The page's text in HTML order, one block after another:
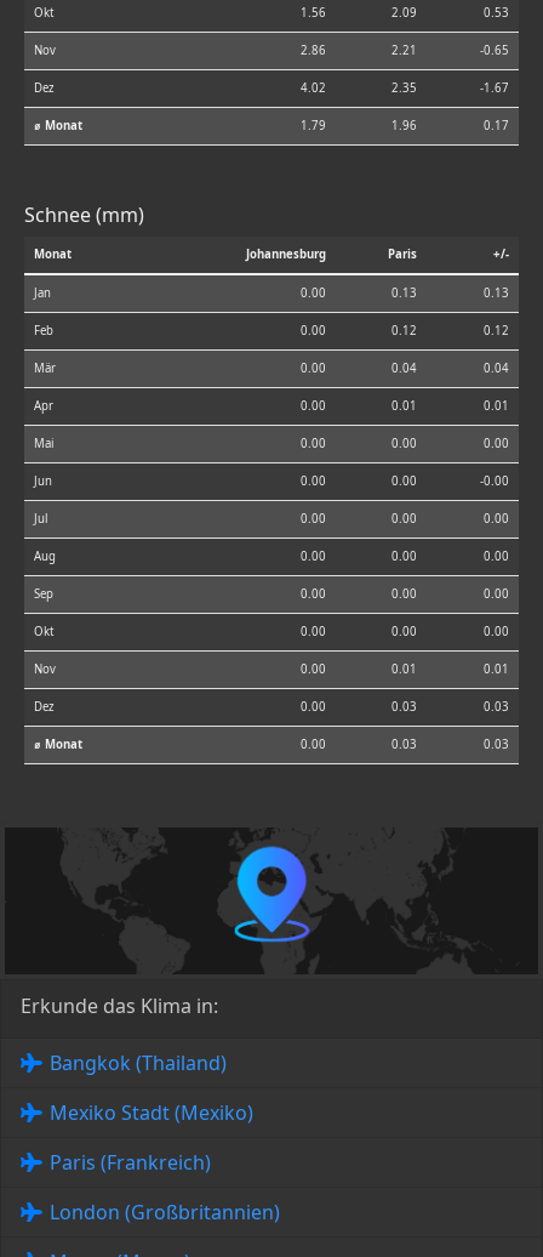
Okt 1.56 2.09 0.53
Nov 2.86 2.21 -0.65
Dez 4.02 2.35 -1.67
⌀ Monat 1.79 1.96 0.17
Schnee (mm)
Monat Johannesburg Paris +/-
Jan 0.00 0.13 0.13
Feb 0.00 0.12 0.12
Mär 0.00 0.04 0.04
Apr 0.00 0.01 0.01
Mai 0.00 0.00 0.00
Jun 0.00 0.00 -0.00
Jul 0.00 0.00 0.00
Aug 0.00 0.00 0.00
Sep 0.00 0.00 0.00
Okt 0.00 0.00 0.00
Nov 0.00 0.01 0.01
Dez 0.00 0.03 0.03
⌀ Monat 0.00 0.03 0.03
Erkunde das Klima in:
Bangkok (Thailand)
Mexiko Stadt (Mexiko)
Paris (Frankreich)
London (Großbritannien)